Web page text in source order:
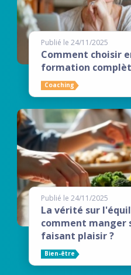
Publié le 24/11/2025
Comment choisir
formation
Coaching
Publié le 24/11/2025
La vérité sur
comment manger
faisant plaisir ?
Bien-être